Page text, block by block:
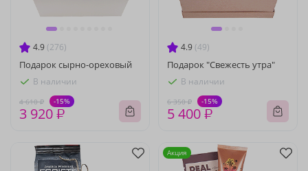
4.9 (276)
Подарок сырно-ореховый
В наличии
4 610 ₽ -15%
3 920 ₽
4.9 (49)
Подарок "Свежесть утра"
В наличии
6 350 ₽ -15%
5 400 ₽
Акция